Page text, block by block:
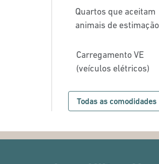
Quartos que aceitam
animais de estimação
Carregamento VE
(veículos elétricos)
Todas as comodidades